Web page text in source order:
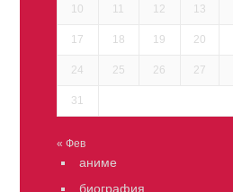
10 11 12 13
17 18 19 20
24 25 26 27
31
« Фев
аниме
биография